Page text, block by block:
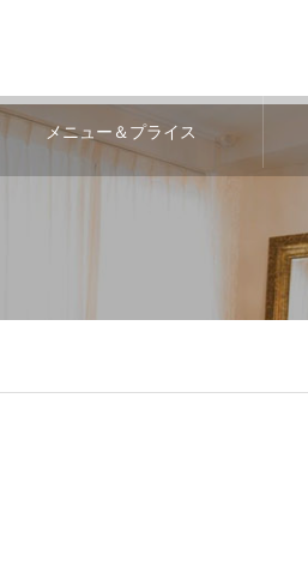
メニュー＆プライス